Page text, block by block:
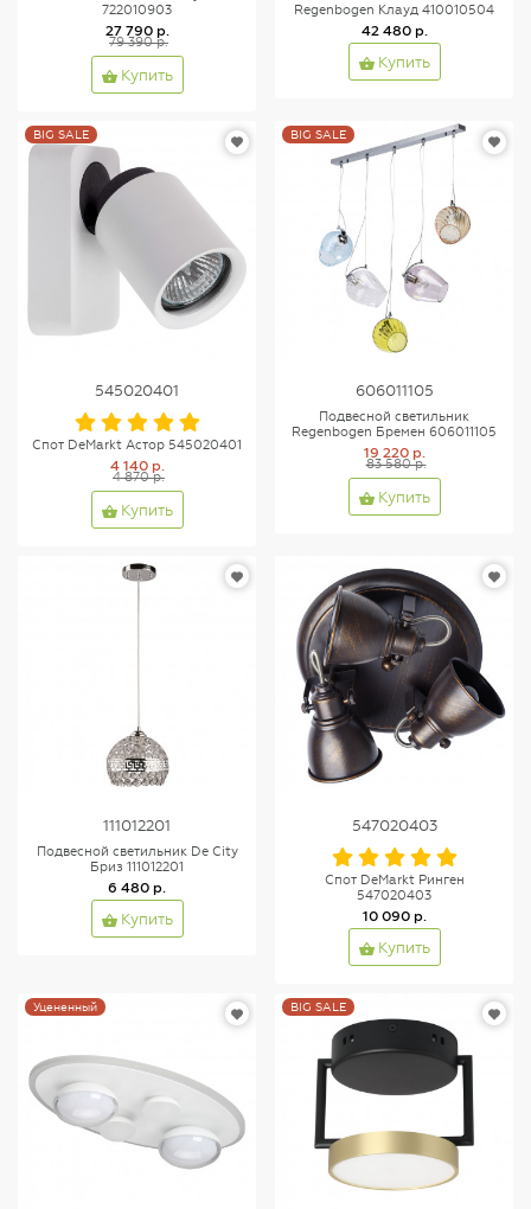
722010903
27 790 р.
79 390 р.
Купить
Regenbogen Клауд 410010504
42 480 р.
Купить
BIG SALE
545020401
Спот DeMarkt Астор 545020401
4 140 р.
4 870 р.
Купить
BIG SALE
606011105
Подвесной светильник
Regenbogen Бремен 606011105
19 220 р.
83 580 р.
Купить
111012201
Подвесной светильник De City
Бриз 111012201
6 480 р.
Купить
547020403
Спот DeMarkt Ринген
547020403
10 090 р.
Купить
Уцененный BIG SALE